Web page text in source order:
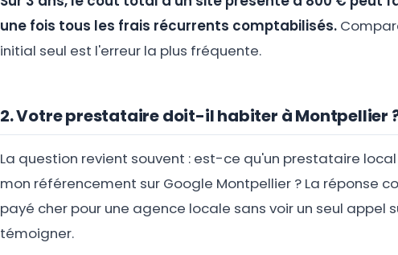
une fois tous les frais récurrents comptabilisés.
initial seul est l'erreur la plus fréquente.
2. Votre prestataire doit-il habiter à Montpellier
La question revient souvent : est-ce qu'un prestataire
mon référencement sur Google Montpellier ? La réponse
payé cher pour une agence locale sans voir un seul appel
témoigner.